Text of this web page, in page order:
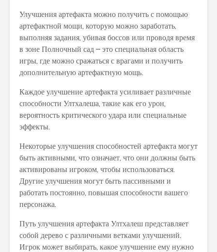
Улучшения артефакта можно получить с помощью
артефактной мощи, которую можно заработать,
выполняя задания, убивая боссов или проводя время
в зоне Полночный сад – это специальная область
игры, где можно сражаться с врагами и получить
дополнительную артефактную мощь.
Каждое улучшение артефакта усиливает различные
способности Ултхалеша, такие как его урон,
вероятность критического удара или специальные
эффекты.
Некоторые улучшения способностей артефакта могут
быть активными, что означает, что они должны быть
активированы игроком, чтобы использоваться.
Другие улучшения могут быть пассивными и
работать постоянно, повышая способности вашего
персонажа.
Путь улучшения артефакта Ултхалеш представляет
собой дерево с различными ветками улучшений.
Игрок может выбирать, какое улучшение ему нужно